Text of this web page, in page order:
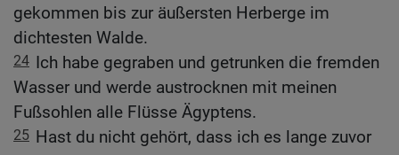
gekommen bis zur äußersten Herberge im
dichtesten Walde.
24 Ich habe gegraben und getrunken die fremden
Wasser und werde austrocknen mit meinen
Fußsohlen alle Flüsse Ägyptens.
25 Hast du nicht gehört, dass ich es lange zuvor